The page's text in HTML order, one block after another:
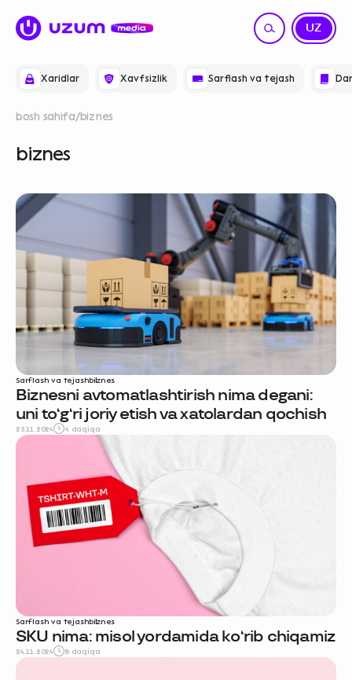
Xaridlar Xavfsizlik Sarflash va tejash
UZ
RU
bosh sahifa biznes
biznes
Sarflash va tejashbiznes
Biznesni avtomatlashtirish nima degani:
uni to‘g‘ri joriy etish va xatolardan qochish
25.11.2024 4 daqiqa
Sarflash va tejashbiznes
SKU nima: misol yordamida ko‘rib chiqamiz
24.11.2024 8 daqiqa